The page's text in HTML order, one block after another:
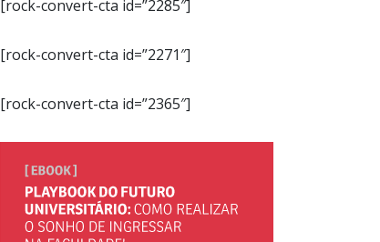
[rock-convert-cta id=”2285″]
[rock-convert-cta id=”2271″]
[rock-convert-cta id=”2365″]